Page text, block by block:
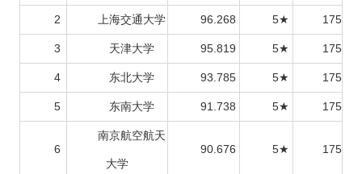
2 上海交通大学 96.268 5★ 175
3 天津大学 95.819 5★ 175
4 东北大学 93.785 5★ 175
5 东南大学 91.738 5★ 175
6
南京航空航天
大学
90.676 5★ 175